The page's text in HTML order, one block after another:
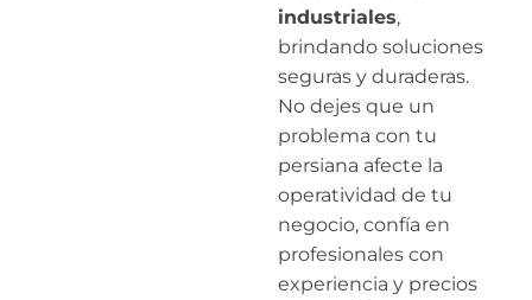
industriales,
brindando soluciones
seguras y duraderas.
No dejes que un
problema con tu
persiana afecte la
operatividad de tu
negocio, confía en
profesionales con
experiencia y precios